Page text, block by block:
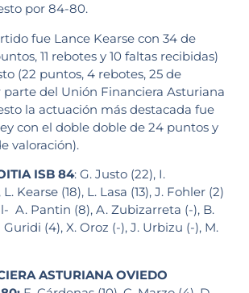
por 84-80.
fue Lance Kearse con 34 de
11 rebotes y 10 faltas recibidas)
(22 puntos, 4 rebotes, 25 de
parte del Unión Financiera Asturiana
la actuación más destacada fue
con el doble doble de 24 puntos y
valoración).
ISB 84: G. Justo (22), I.
Kearse (18), L. Lasa (13), J. Fohler (2)
A. Pantin (8), A. Zubizarreta (-), B.
(4), X. Oroz (-), J. Urbizu (-), M.
ASTURIANA OVIEDO